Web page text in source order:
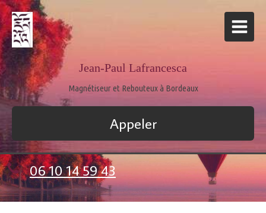
Jean-Paul Lafrancesca
Magnétiseur et Rebouteux à Bordeaux
Appeler
06 10 14 59 43